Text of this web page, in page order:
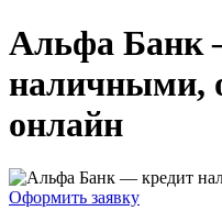
Альфа Банк
наличными,
онлайн
Оформить заявку